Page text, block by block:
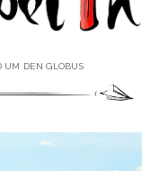
UM DEN GLOBUS